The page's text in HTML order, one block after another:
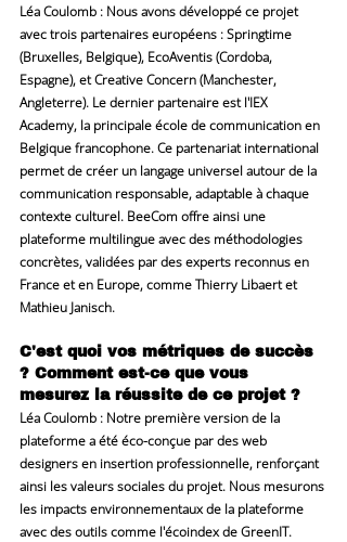
Léa Coulomb : Nous avons développé ce projet
avec trois partenaires européens : Springtime
(Bruxelles, Belgique), EcoAventis (Cordoba,
Espagne), et Creative Concern (Manchester,
Angleterre). Le dernier partenaire est l'IEX
Academy, la principale école de communication en
Belgique francophone. Ce partenariat international
permet de créer un langage universel autour de la
communication responsable, adaptable à chaque
contexte culturel. BeeCom offre ainsi une
plateforme multilingue avec des méthodologies
concrètes, validées par des experts reconnus en
France et en Europe, comme Thierry Libaert et
Mathieu Janisch.
C'est quoi vos métriques de succès
? Comment est-ce que vous
mesurez la réussite de ce projet ?
Léa Coulomb : Notre première version de la
plateforme a été éco-conçue par des web
designers en insertion professionnelle, renforçant
ainsi les valeurs sociales du projet. Nous mesurons
les impacts environnementaux de la plateforme
avec des outils comme l'écoindex de GreenIT.